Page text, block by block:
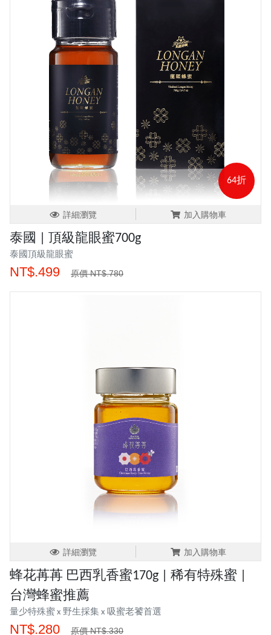
64折
詳細瀏覽 加入購物車
泰國 | 頂級龍眼蜜700g
泰國頂級龍眼蜜
NT$.499 原價 NT$.780
詳細瀏覽 加入購物車
蜂花苒苒 巴西乳香蜜170g | 稀有特殊蜜 |
台灣蜂蜜推薦
量少特殊蜜 x 野生採集 x 吸蜜老饕首選
NT$.280 原價 NT$.330